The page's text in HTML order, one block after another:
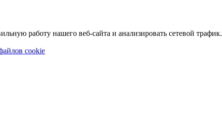
работу нашего веб-сайта и анализировать сетевой трафик.
cookie